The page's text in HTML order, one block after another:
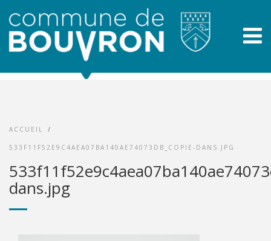
ACCUEIL /
533F11F52E9C4AEA07BA140AE74073DB_COPIE-DANS.JPG
dans.jpg